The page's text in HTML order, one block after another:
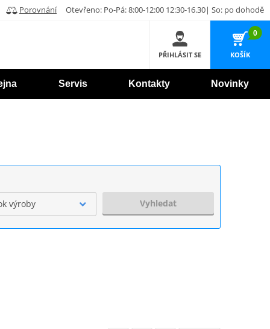
Porovnání Otevřeno: Po-Pá: 8:00-12:00 12:30-16.30| So: po dohodě
PŘIHLÁSIT SE
0
KOŠÍK
Servis Kontakty Novinky
výroby Vyhledat